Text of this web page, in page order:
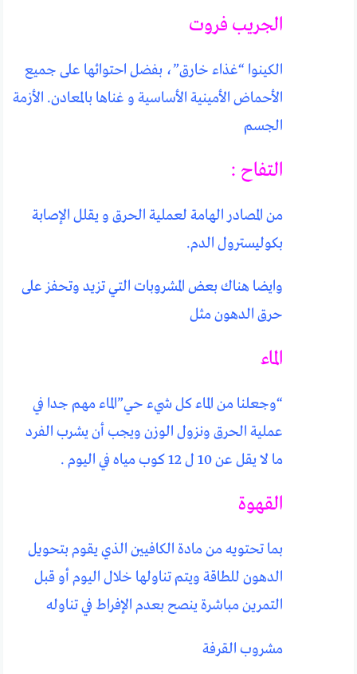
الجريب فروت
الكينوا “غذاء خارق”، بفضل احتوائها على جميع
الأحماض الأمينية الأساسية و غناها بالمعادن. الأزمة
الجسم
التفاح :
من المصادر الهامة لعملية الحرق و يقلل الإصابة
بكوليسترول الدم.
وايضا هناك بعض المشروبات التي تزيد وتحفز على
حرق الدهون مثل
‏الماء
“وجعلنا من الماء كل شيء حي”الماء مهم جدا في
عملية الحرق ونزول الوزن ويجب أن يشرب الفرد
ما لا يقل عن 10 ل 12 كوب مياه في اليوم .
القهوة
بما تحتويه من مادة الكافيين الذي يقوم بتحويل
الدهون للطاقة ويتم تناولها خلال اليوم أو قبل
التمرين مباشرة ينصح بعدم الإفراط في تناوله
مشروب القرفة